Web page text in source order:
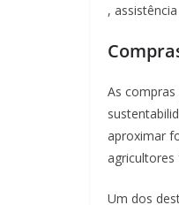
, assistência
As compras
aproximar
agricultores
Um dos